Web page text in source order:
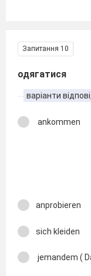
Запитання 10
одягатися
варіанти
ankommen
anprobieren
sich kleiden
jemandem (